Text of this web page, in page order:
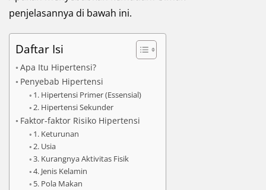
penjelasannya di bawah ini.
Daftar Isi
Apa Itu Hipertensi?
Penyebab Hipertensi
1. Hipertensi Primer (Essensial)
2. Hipertensi Sekunder
Faktor-faktor Risiko Hipertensi
1. Keturunan
2. Usia
3. Kurangnya Aktivitas Fisik
4. Jenis Kelamin
5. Pola Makan